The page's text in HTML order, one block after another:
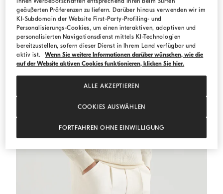
geäußerten Präferenzen zu liefern. Darüber hinaus verwenden wir im
KI-Subdomain der Website First-Party-Profiling- und
Personalisierungs-Cookies, um einen interaktiven, adaptiven und
personalisierten Navigationsdienst mittels KI-Technologien
bereitzustellen, sofern dieser Dienst in Ihrem Land verfügbar und
aktiv ist.
Wenn Sie weitere Informationen darüber wünschen, wie die
auf der Website aktiven Cookies funktionieren, klicken Sie hier.
COOKIES AUSWÄHLEN
FORTFAHREN OHNE EINWILLIGUNG
ALLE AKZEPTIEREN